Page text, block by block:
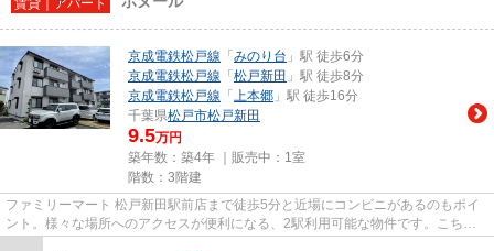
賃貸｜アパート
京成電鉄松戸線 「 みのり台 」駅 徒歩6分
京成電鉄松戸線 「 松戸新田 」駅 徒歩8分
京成電鉄松戸線 「 上本郷 」駅 徒歩16分
千葉県松戸市松戸新田
9.5万円
築年数：築4年 ｜販売中： 1室
階数：3階建
ファミリーマート 松戸新田駅前店まで徒歩5分と近場にコンビニがあるのもポイ
ント。様々な場所へのアクセスが便利になる、2駅利用可能な物件です。こちら